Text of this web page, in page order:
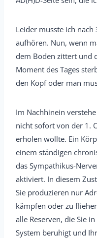
Leider musste ich
aufhören. Nun, wenn
dem Boden zittert und
Moment des Tages
den Kopf oder man
Im Nachhinein
nicht sofort von der 1.
erholen wollte. Ein
einem ständigen
das Sympathikus-
aktiviert. In diesem
Sie produzieren nur
kämpfen oder zu
alle Reserven, die Sie
System beruhigt und